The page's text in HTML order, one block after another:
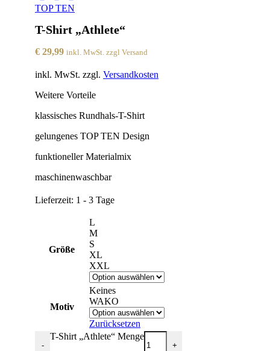
TOP TEN
T-Shirt „Athlete“
€ 29,99 inkl. MwSt. zzgl Versand
inkl. MwSt. zzgl. Versandkosten
Weitere Vorteile
klassisches Rundhals-T-Shirt
gelungenes TOP TEN Design
funktioneller Materialmix
maschinenwaschbar
Lieferzeit: 1 - 3 Tage
Größe
L
M
S
XL
XXL
Motiv
Keines
WAKO
Zurücksetzen
-
T-Shirt „Athlete“ Menge
+